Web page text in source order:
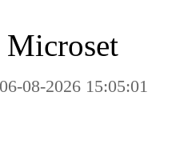
Microset
08-2026 15:05:01